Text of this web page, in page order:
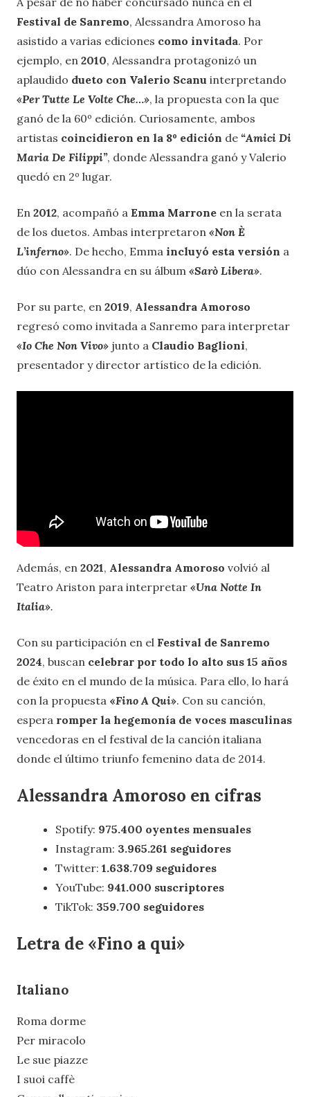
Festival de Sanremo, Alessandra Amoroso ha
asistido a varias ediciones como invitada. Por
ejemplo, en 2010, Alessandra protagonizó un
aplaudido dueto con Valerio Scanu interpretando
«Per Tutte Le Volte Che…», la propuesta con la que
ganó de la 60º edición. Curiosamente, ambos
artistas coincidieron en la 8º edición de “Amici Di
Maria De Filippi”, donde Alessandra ganó y Valerio
quedó en 2º lugar.
En 2012, acompañó a Emma Marrone en la serata
de los duetos. Ambas interpretaron «Non È
L’inferno». De hecho, Emma incluyó esta versión a
dúo con Alessandra en su álbum «Sarò Libera».
Por su parte, en 2019, Alessandra Amoroso
regresó como invitada a Sanremo para interpretar
«Io Che Non Vivo» junto a Claudio Baglioni,
presentador y director artístico de la edición.
Además, en 2021, Alessandra Amoroso volvió al
Teatro Ariston para interpretar «Una Notte In
Italia».
Con su participación en el Festival de Sanremo
2024, buscan celebrar por todo lo alto sus 15 años
de éxito en el mundo de la música. Para ello, lo hará
con la propuesta «Fino A Qui». Con su canción,
espera romper la hegemonía de voces masculinas
vencedoras en el festival de la canción italiana
donde el último triunfo femenino data de 2014.
Alessandra Amoroso en cifras
Spotify: 975.400 oyentes mensuales
Instagram: 3.965.261 seguidores
Twitter: 1.638.709 seguidores
YouTube: 941.000 suscriptores
TikTok: 359.700 seguidores
Letra de «Fino a qui»
Italiano
Roma dorme
Per miracolo
Le sue piazze
I suoi caffè